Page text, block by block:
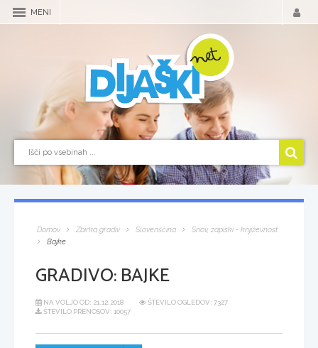
MENI
Domov Zbirka gradiv Slovenščina
Snov, zapiski - književnost
Bajke
GRADIVO:BAJKE
NA VOLJO OD: 21.12.2018
ŠTEVILO OGLEDOV: 7327
ŠTEVILO PRENOSOV: 10057